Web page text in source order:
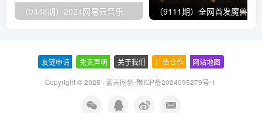
友链申请 免责声明 关于我们 广告合作 网站地图
Copyright © 2025 · 蓝天网创-豫ICP备2024095279号-1